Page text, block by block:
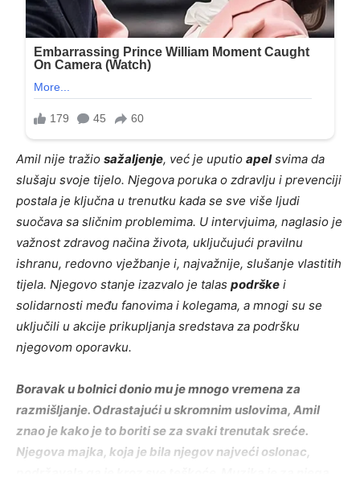
Amil nije tražio sažaljenje, već je uputio apelsvima da
slušaju svoje tijelo. Njegova poruka o zdravlju i prevenciji
postala je ključna u trenutku kada se sve više ljudi
suočava sa sličnim problemima. U intervjuima, naglasio je
važnost zdravog načina života, uključujući pravilnu
ishranu, redovno vježbanje i, najvažnije, slušanje vlastitih
tijela. Njegovo stanje izazvalo je talas podrške i
solidarnosti među fanovima i kolegama, a mnogi su se
uključili u akcije prikupljanja sredstava za podršku
njegovom oporavku.
Boravak u bolnici donio mu je mnogo vremena za
razmišljanje. Odrastajući u skromnim uslovima, Amil
znao je kako je to boriti se za svaki trenutak sreće.
Njegova majka, koja je bila njegov najveći oslonac,